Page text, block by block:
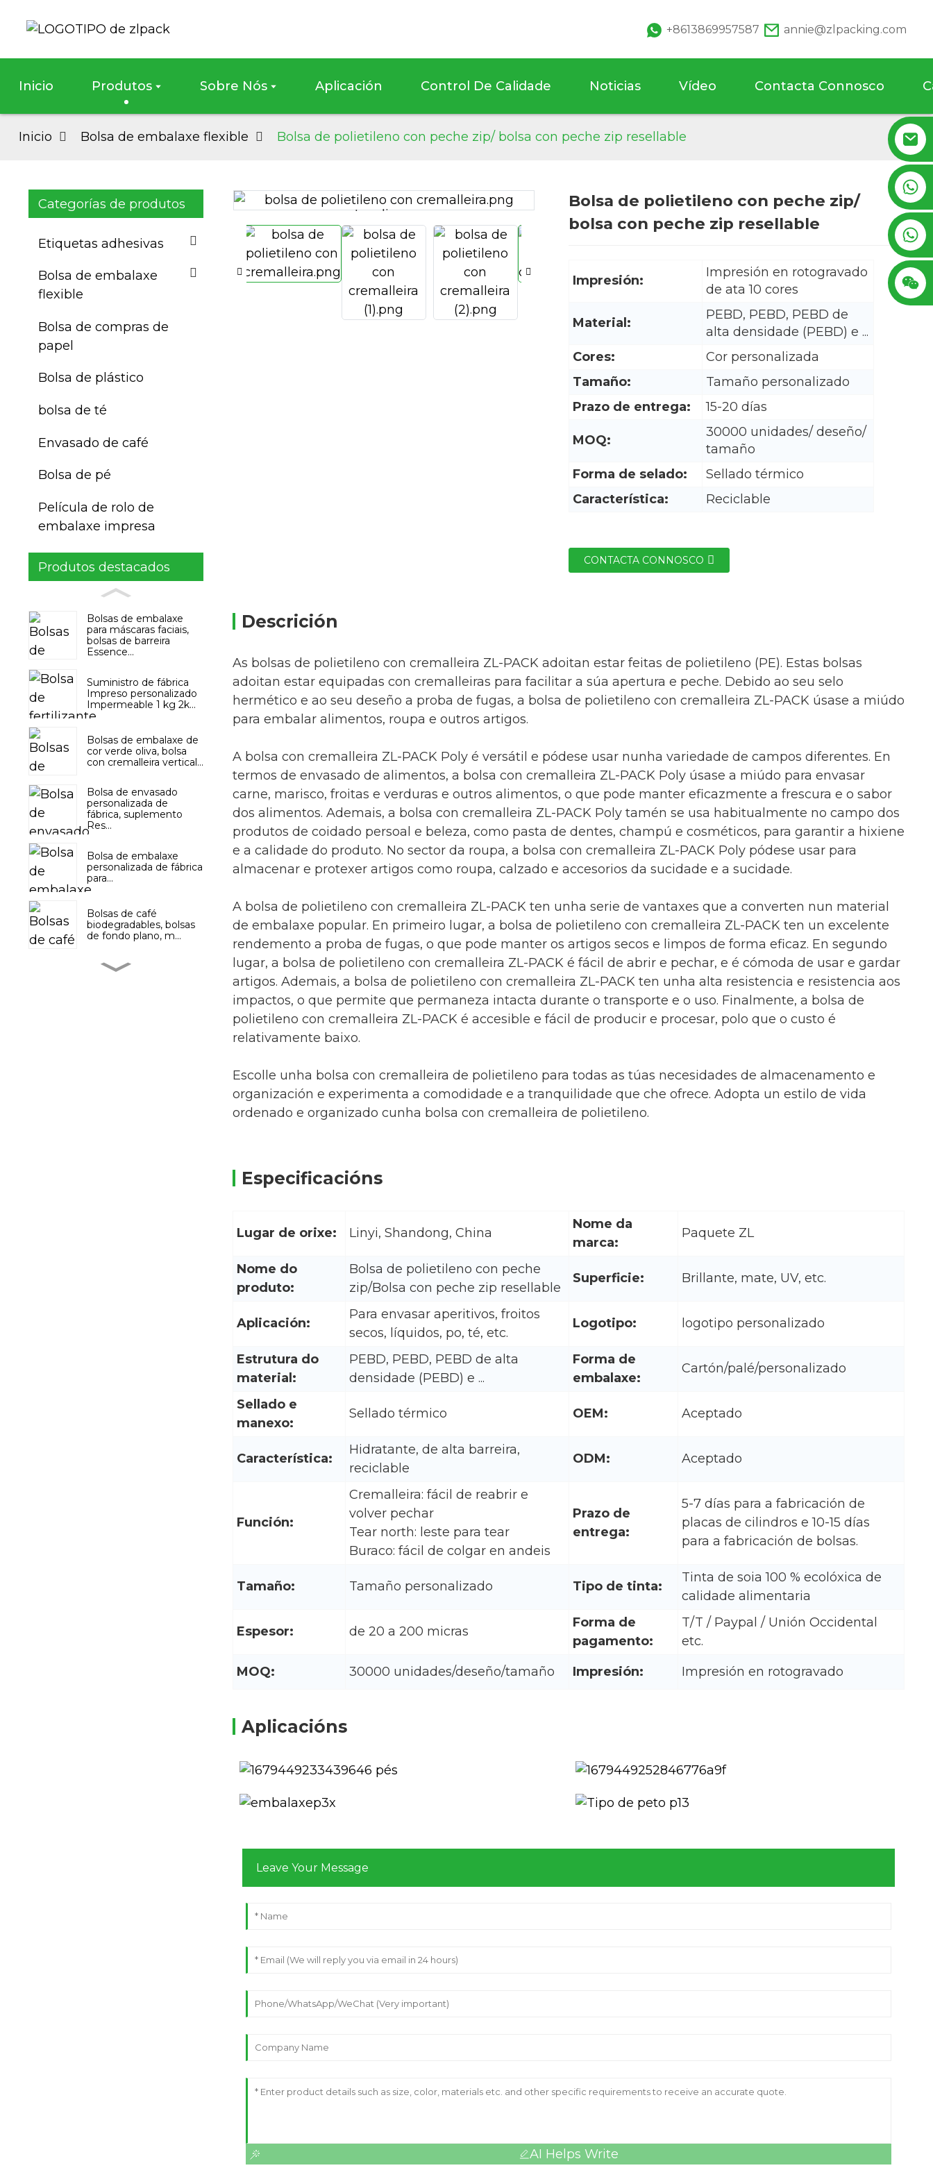
+8613869957587 annie@zlpacking.com
Inicio Produtos Sobre Nós Aplicación Control De Calidade Noticias Vídeo Contacta Connosco
Inicio Bolsa de embalaxe flexible Bolsa de polietileno con peche zip/ bolsa con peche zip resellable
Categorías de produtos
Etiquetas adhesivas
Bolsa de embalaxe
flexible
Bolsa de compras de
papel
Bolsa de plástico
bolsa de té
Envasado de café
Bolsa de pé
Película de rolo de
embalaxe impresa
Produtos destacados
Bolsas de embalaxe
para máscaras faciais,
bolsas de barreira
Essence...
Suministro de fábrica
Impreso personalizado
Impermeable 1 kg 2k...
Bolsas de embalaxe de
cor verde oliva, bolsa
con cremalleira vertical...
Bolsa de envasado
personalizada de
fábrica, suplemento
Res...
Bolsa de embalaxe
personalizada de fábrica
para...
Bolsas de café
biodegradables, bolsas
de fondo plano, m...
Produtos para o
coidado do cabelo con
Loading...
Loading... Loading...
Loading... Loading...
Loading...
Bolsa de polietileno con peche zip/
bolsa con peche zip resellable
Impresión:
Impresión en rotogravado
de ata 10 cores
Material:
PEBD, PEBD, PEBD de
alta densidade (PEBD) e ...
Cores:
Cor personalizada
Tamaño:
Tamaño personalizado
Prazo de entrega:
15-20 días
MOQ:
30000 unidades/ deseño/
tamaño
Forma de selado:
Sellado térmico
Característica:
Reciclable
CONTACTA CONNOSCO
Descrición
As bolsas de polietileno con cremalleira ZL-PACK adoitan estar feitas de polietileno (PE). Estas bolsas
adoitan estar equipadas con cremalleiras para facilitar a súa apertura e peche. Debido ao seu selo
hermético e ao seu deseño a proba de fugas, a bolsa de polietileno con cremalleira ZL-PACK úsase a miúdo
para embalar alimentos, roupa e outros artigos.
A bolsa con cremalleira ZL-PACK Poly é versátil e pódese usar nunha variedade de campos diferentes. En
termos de envasado de alimentos, a bolsa con cremalleira ZL-PACK Poly úsase a miúdo para envasar
carne, marisco, froitas e verduras e outros alimentos, o que pode manter eficazmente a frescura e o sabor
dos alimentos. Ademais, a bolsa con cremalleira ZL-PACK Poly tamén se usa habitualmente no campo dos
produtos de coidado persoal e beleza, como pasta de dentes, champú e cosméticos, para garantir a hixiene
e a calidade do produto. No sector da roupa, a bolsa con cremalleira ZL-PACK Poly pódese usar para
almacenar e protexer artigos como roupa, calzado e accesorios da sucidade e a sucidade.
A bolsa de polietileno con cremalleira ZL-PACK ten unha serie de vantaxes que a converten nun material
de embalaxe popular. En primeiro lugar, a bolsa de polietileno con cremalleira ZL-PACK ten un excelente
rendemento a proba de fugas, o que pode manter os artigos secos e limpos de forma eficaz. En segundo
lugar, a bolsa de polietileno con cremalleira ZL-PACK é fácil de abrir e pechar, e é cómoda de usar e gardar
artigos. Ademais, a bolsa de polietileno con cremalleira ZL-PACK ten unha alta resistencia e resistencia aos
impactos, o que permite que permaneza intacta durante o transporte e o uso. Finalmente, a bolsa de
polietileno con cremalleira ZL-PACK é accesible e fácil de producir e procesar, polo que o custo é
relativamente baixo.
Escolle unha bolsa con cremalleira de polietileno para todas as túas necesidades de almacenamento e
organización e experimenta a comodidade e a tranquilidade que che ofrece. Adopta un estilo de vida
ordenado e organizado cunha bolsa con cremalleira de polietileno.
Especificacións
Lugar de orixe: Linyi, Shandong, China
Nome da
marca:
Paquete ZL
Nome do
produto:
Bolsa de polietileno con peche
zip/Bolsa con peche zip resellable
Superficie: Brillante, mate, UV, etc.
Aplicación:
Para envasar aperitivos, froitos
secos, líquidos, po, té, etc.
Logotipo: logotipo personalizado
Estrutura do
material:
PEBD, PEBD, PEBD de alta
densidade (PEBD) e ...
Forma de
embalaxe:
Cartón/palé/personalizado
Sellado e
manexo:
Sellado térmico OEM: Aceptado
Característica:
Hidratante, de alta barreira,
reciclable
ODM: Aceptado
Función:
Cremalleira: fácil de reabrir e
volver pechar
Tear north: leste para tear
Buraco: fácil de colgar en andeis
Prazo de
entrega:
5-7 días para a fabricación de
placas de cilindros e 10-15 días
para a fabricación de bolsas.
Tamaño: Tamaño personalizado Tipo de tinta:
Tinta de soia 100 % ecolóxica de
calidade alimentaria
Espesor: de 20 a 200 micras
Forma de
pagamento:
T/T / Paypal / Unión Occidental
etc.
MOQ:
30000 unidades/deseño/tamaño Impresión: Impresión en rotogravado
Aplicacións
Leave Your Message
AI Helps Write